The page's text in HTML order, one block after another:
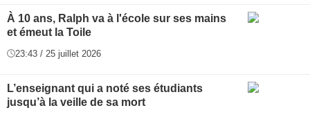
À 10 ans, Ralph va à l'école sur ses mains
et émeut la Toile
23:43 / 25 juillet 2026
L’enseignant qui a noté ses étudiants
jusqu’à la veille de sa mort